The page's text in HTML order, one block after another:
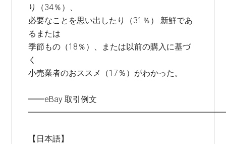
り（34％）、
必要なことを思い出したり（31％） 新鮮であ
るまたは
季節もの（18％）、または以前の購入に基づ
く
小売業者のおススメ（17％）がわかった。
━━eBay 取引例文
【日本語】